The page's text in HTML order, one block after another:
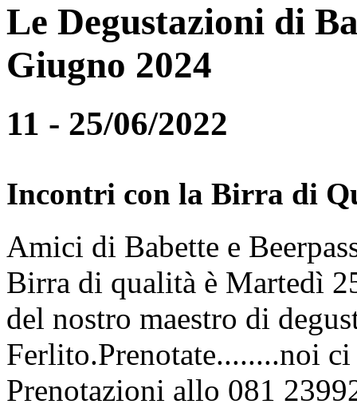
Le Degustazioni di
Giugno 2024
11 - 25/06/2022
Incontri con la Birra di
Amici di Babette e
Birra di qualità è Martedì
del nostro maestro di
Ferlito.Prenotate........noi
Prenotazioni allo 081